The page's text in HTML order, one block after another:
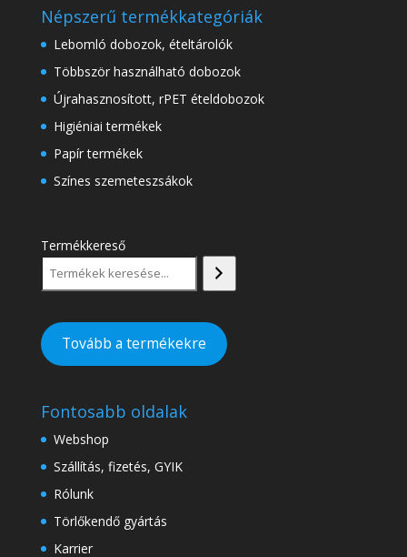
Népszerű termékkategóriák
Lebomló dobozok, ételtárolók
Többször használható dobozok
Újrahasznosított, rPET ételdobozok
Higiéniai termékek
Papír termékek
Színes szemeteszsákok
Termékkereső
Tovább a termékekre
Fontosabb oldalak
Webshop
Szállítás, fizetés, GYIK
Rólunk
Törlőkendő gyártás
Karrier